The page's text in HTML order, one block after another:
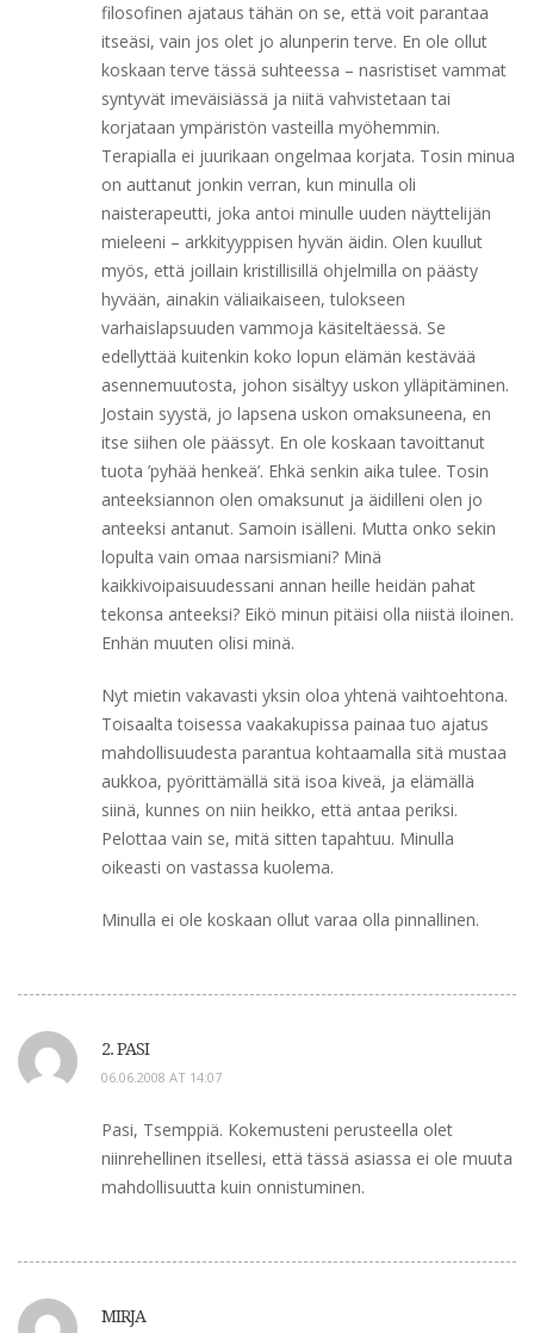
filosofinen ajataus tähän on se, että voit parantaa
itseäsi, vain jos olet jo alunperin terve. En ole ollut
koskaan terve tässä suhteessa – nasristiset vammat
syntyvät imeväisiässä ja niitä vahvistetaan tai
korjataan ympäristön vasteilla myöhemmin.
Terapialla ei juurikaan ongelmaa korjata. Tosin minua
on auttanut jonkin verran, kun minulla oli
naisterapeutti, joka antoi minulle uuden näyttelijän
mieleeni – arkkityyppisen hyvän äidin. Olen kuullut
myös, että joillain kristillisillä ohjelmilla on päästy
hyvään, ainakin väliaikaiseen, tulokseen
varhaislapsuuden vammoja käsiteltäessä. Se
edellyttää kuitenkin koko lopun elämän kestävää
asennemuutosta, johon sisältyy uskon ylläpitäminen.
Jostain syystä, jo lapsena uskon omaksuneena, en
itse siihen ole päässyt. En ole koskaan tavoittanut
tuota ’pyhää henkeä’. Ehkä senkin aika tulee. Tosin
anteeksiannon olen omaksunut ja äidilleni olen jo
anteeksi antanut. Samoin isälleni. Mutta onko sekin
lopulta vain omaa narsismiani? Minä
kaikkivoipaisuudessani annan heille heidän pahat
tekonsa anteeksi? Eikö minun pitäisi olla niistä iloinen.
Enhän muuten olisi minä.
Nyt mietin vakavasti yksin oloa yhtenä vaihtoehtona.
Toisaalta toisessa vaakakupissa painaa tuo ajatus
mahdollisuudesta parantua kohtaamalla sitä mustaa
aukkoa, pyörittämällä sitä isoa kiveä, ja elämällä
siinä, kunnes on niin heikko, että antaa periksi.
Pelottaa vain se, mitä sitten tapahtuu. Minulla
oikeasti on vastassa kuolema.
Minulla ei ole koskaan ollut varaa olla pinnallinen.
2. PASI
06.06.2008 AT 14:07
Pasi, Tsemppiä. Kokemusteni perusteella olet
niinrehellinen itsellesi, että tässä asiassa ei ole muuta
mahdollisuutta kuin onnistuminen.
MIRJA